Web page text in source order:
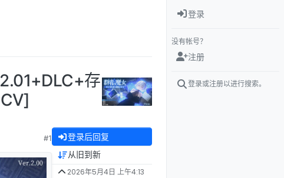
存
#1 登录后回复
从旧到新
2026年5月4日 上午4:13
登录
没有帐号？
注册
登录或注册以进行搜索。